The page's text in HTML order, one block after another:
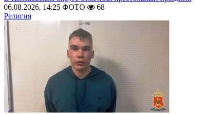
06.08.2026, 14:25 ФОТО
68
Религия